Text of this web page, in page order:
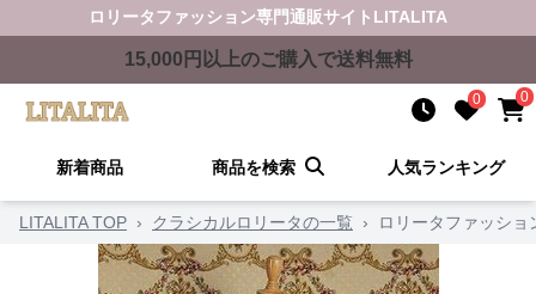
ロリータファッション専門通販サイト LITALITA
15,000 円以上のご購入で送料無料
0 0
新着商品 商品を検索 人気ランキング
LITALITA TOP › クラシカルロリータの一覧 › ロリータファッシ